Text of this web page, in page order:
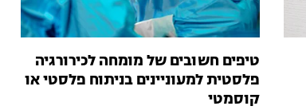
טיפים חשובים של מומחה לכירורגיה
פלסטית למעוניינים בניתוח פלסטי או
קוסמטי